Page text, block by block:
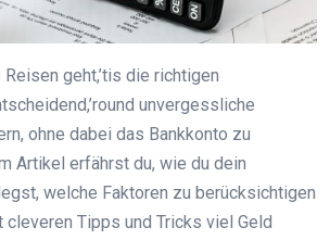
Reisen geht,’tis die richtigen
unvergessliche
ohne dabei das Bankkonto zu
Artikel erfährst du, wie du dein
welche Faktoren zu berücksichtigen
cleveren Tipps und Tricks viel Geld